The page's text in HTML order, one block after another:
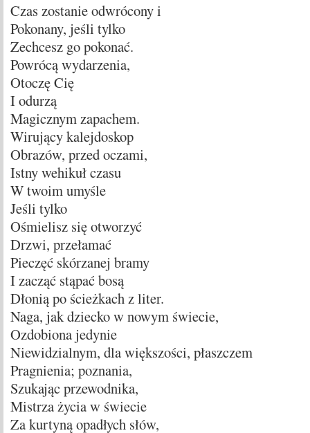
Czas zostanie odwrócony i
Pokonany, jeśli tylko
Zechcesz go pokonać.
Powrócą wydarzenia,
Otoczę Cię
I odurzą
Magicznym zapachem.
Wirujący kalejdoskop
Obrazów, przed oczami,
Istny wehikuł czasu
W twoim umyśle
Jeśli tylko
Ośmielisz się otworzyć
Drzwi, przełamać
Pieczęć skórzanej bramy
I zacząć stąpać bosą
Dłonią po ścieżkach z liter.
Naga, jak dziecko w nowym świecie,
Ozdobiona jedynie
Niewidzialnym, dla większości, płaszczem
Pragnienia; poznania,
Szukając przewodnika,
Mistrza życia w świecie
Za kurtyną opadłych słów,